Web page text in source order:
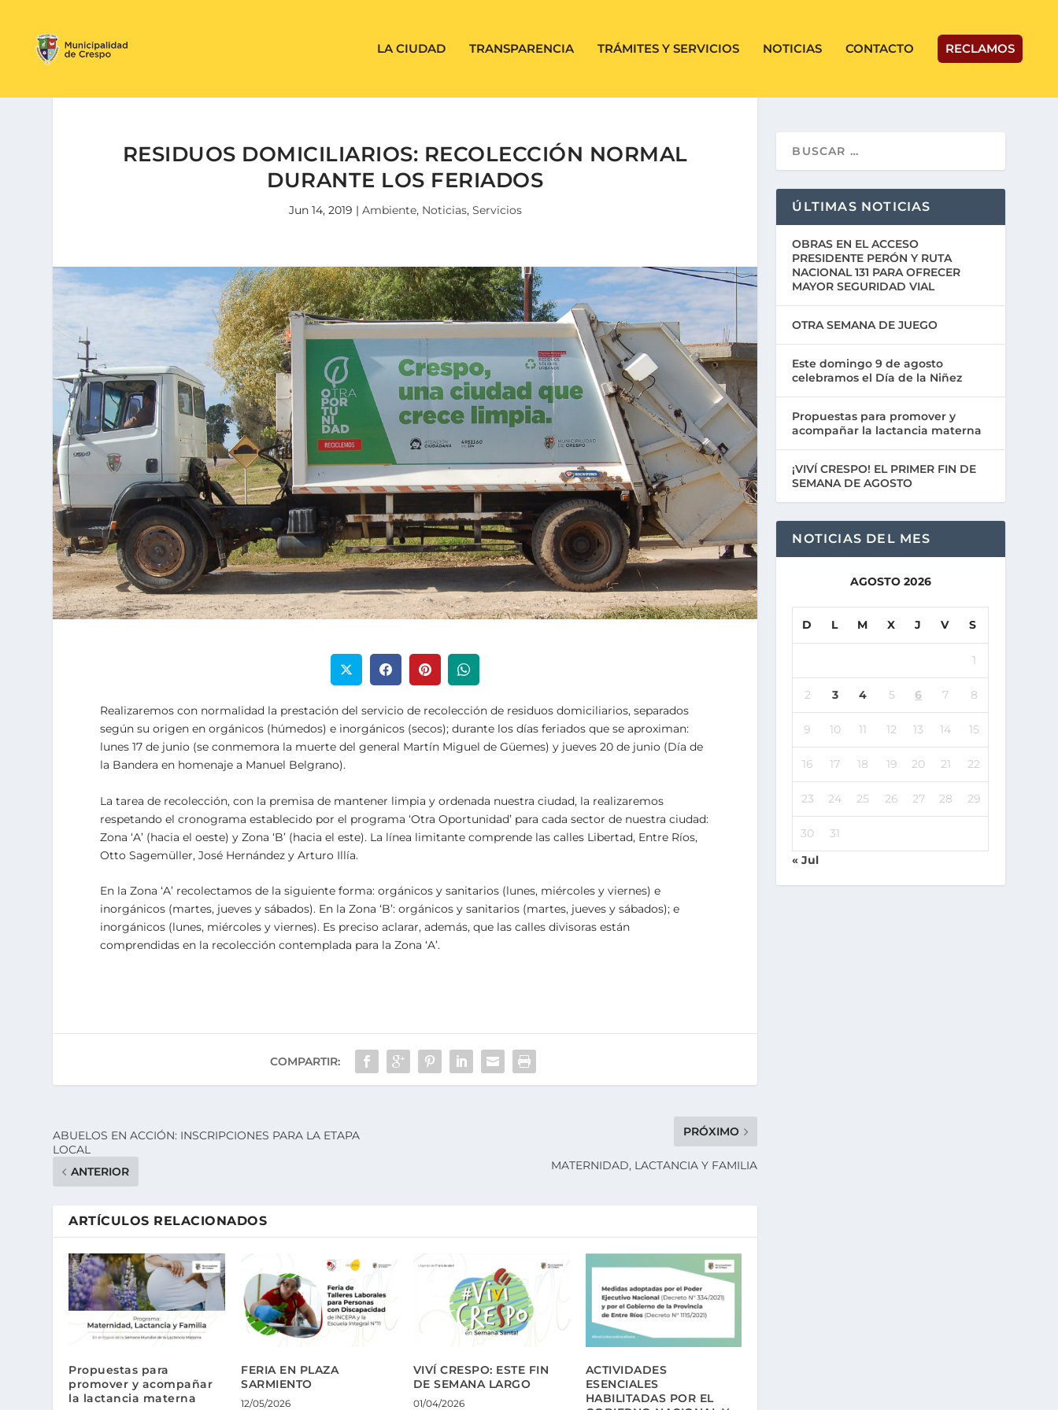
LA CIUDAD TRANSPARENCIA TRÁMITES Y SERVICIOS NOTICIAS CONTACTO RECLAMOS
RESIDUOS DOMICILIARIOS: RECOLECCIÓN NORMAL
DURANTE LOS FERIADOS
Jun 14, 2019 | Ambiente, Noticias, Servicios
Realizaremos con normalidad la prestación del servicio de recolección de residuos domiciliarios, separados
según su origen en orgánicos (húmedos) e inorgánicos (secos); durante los días feriados que se aproximan:
lunes 17 de junio (se conmemora la muerte del general Martín Miguel de Güemes) y jueves 20 de junio (Día de
la Bandera en homenaje a Manuel Belgrano).
La tarea de recolección, con la premisa de mantener limpia y ordenada nuestra ciudad, la realizaremos
respetando el cronograma establecido por el programa ‘Otra Oportunidad’ para cada sector de nuestra ciudad:
Zona ‘A’ (hacia el oeste) y Zona ‘B’ (hacia el este). La línea limitante comprende las calles Libertad, Entre Ríos,
Otto Sagemüller, José Hernández y Arturo Illía.
En la Zona ‘A’ recolectamos de la siguiente forma: orgánicos y sanitarios (lunes, miércoles y viernes) e
inorgánicos (martes, jueves y sábados). En la Zona ‘B’: orgánicos y sanitarios (martes, jueves y sábados); e
inorgánicos (lunes, miércoles y viernes). Es preciso aclarar, además, que las calles divisoras están
comprendidas en la recolección contemplada para la Zona ‘A’.
COMPARTIR:
ABUELOS EN ACCIÓN: INSCRIPCIONES PARA LA ETAPA
LOCAL
ANTERIOR
PRÓXIMO
MATERNIDAD, LACTANCIA Y FAMILIA
ARTÍCULOS RELACIONADOS
Propuestas para
promover y acompañar
la lactancia materna
FERIA EN PLAZA
SARMIENTO
12/05/2026
VIVÍ CRESPO: ESTE FIN
DE SEMANA LARGO
01/04/2026
ACTIVIDADES
ESENCIALES
HABILITADAS POR EL
ÚLTIMAS NOTICIAS
OBRAS EN EL ACCESO
PRESIDENTE PERÓN Y RUTA
NACIONAL 131 PARA OFRECER
MAYOR SEGURIDAD VIAL
OTRA SEMANA DE JUEGO
Este domingo 9 de agosto
celebramos el Día de la Niñez
Propuestas para promover y
acompañar la lactancia materna
¡VIVÍ CRESPO! EL PRIMER FIN DE
SEMANA DE AGOSTO
NOTICIAS DEL MES
AGOSTO 2026
D L M X J V S
1
2 3 4 5 6 7 8
9 10 11 12 13 14 15
16 17 18 19 20 21 22
23 24 25 26 27 28 29
30
31
« Jul